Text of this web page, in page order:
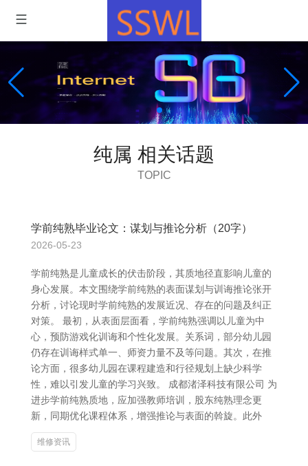
纯属 相关话题
TOPIC
学前纯熟毕业论文：谋划与推论分析（20字）
2026-05-23
学前纯熟是儿童成长的伏击阶段，其质地径直影响儿童的
身心发展。本文围绕学前纯熟的表面谋划与训诲推论张开
分析，讨论现时学前纯熟的发展近况、存在的问题及纠正
对策。 最初，从表面层面看，学前纯熟强调以儿童为中
心，预防游戏化训诲和个性化发展。关系词，部分幼儿园
仍存在训诲样式单一、师资力量不及等问题。其次，在推
论方面，很多幼儿园在课程建造和行径规划上缺少科学
性，难以引发儿童的学习兴致。 成都渚泽科技有限公司 为
进步学前纯熟质地，应加强教师培训，股东纯熟理念更
新，同期优化课程体系，增强推论与表面的斡旋。此外
维修资讯